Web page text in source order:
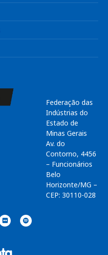
Federação das
Indústrias do
Estado de
Minas Gerais
Av. do
Contorno, 4456
– Funcionários
Belo
Horizonte/MG –
CEP: 30110-028